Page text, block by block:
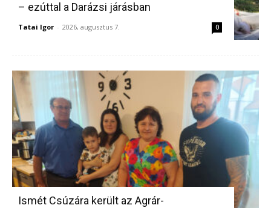
– ezúttal a Darázsi járásban
Tatai Igor - 2026, augusztus 7. 0
Ismét Csúzára került az Agrár-